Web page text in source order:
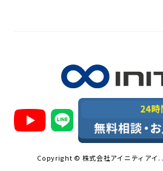
Copyright © 株式会社アイニティア